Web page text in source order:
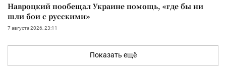
Навроцкий пообещал Украине помощь, «где бы ни
шли бои с русскими»
7 августа 2026, 23:11
Показать ещё